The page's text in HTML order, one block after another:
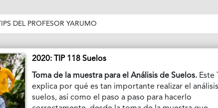
TIPS DEL PROFESOR YARUMO
2020: TIP 118 Suelos
Toma de la muestra para el Análisis de Suelos. Este
explica por qué es tan importante realizar el
suelos, así como el paso a paso para hacerlo